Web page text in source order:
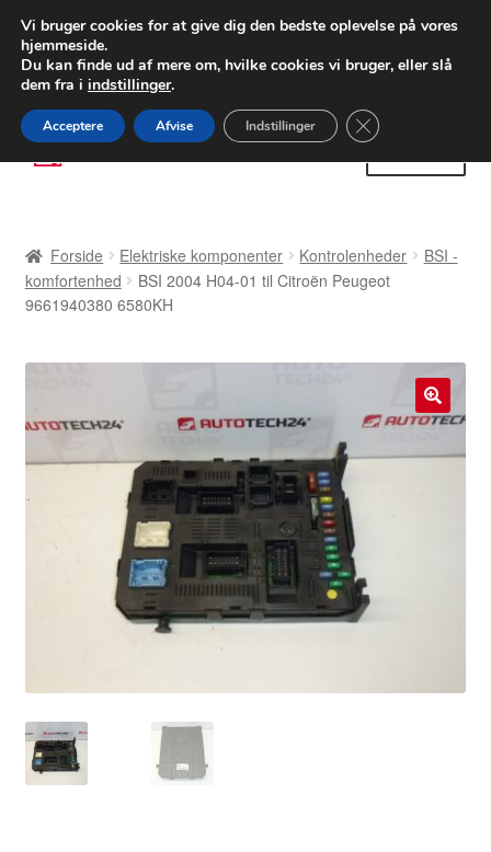
LEVERING fra 55 kr.
FEDEX verdensomspændende forsendelse
80 82 72 02
Spring
til
Spring
til
Betalinger
Kontakte
Om os
Forside Elektriske komponenter Kontrolenheder
BSI -
komfortenhed
BSI 2004 H04-01 til Citroën Peugeot
9661940380 6580KH
🔍
Vi bruger cookies for at give dig den bedste oplevelse på vores
hjemmeside.
Du kan finde ud af mere om, hvilke cookies vi bruger, eller slå
dem fra i indstillinger.
Acceptere Afvise Indstillinger Close GDPR